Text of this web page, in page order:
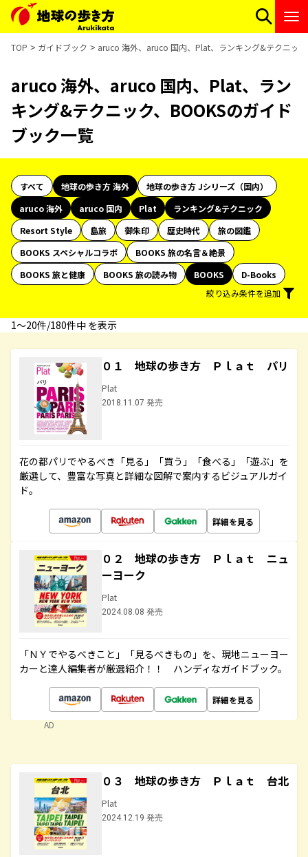
TOP ガイドブック aruco 海外、aruco 国内、Plat、ランキング&テクニッ
aruco 海外、aruco 国内、Plat、ラン
キング&テクニック、BOOKSのガイド
ブック一覧
すべて 地球の歩き方 海外
地球の歩き方 Jシリーズ（国内）
aruco 海外
aruco 国内 Plat
ランキング&テクニック
Resort Style
島旅 御朱印 歴史時代
旅の図鑑
BOOKS スペシャルコラボ
BOOKS 旅の名言＆絶景
BOOKS 旅と健康
BOOKS 旅の読み物 BOOKS
D-Books
絞り込み条件を追加
1〜20件/180件中 を表示
０１ 地球の歩き方 Ｐｌａｔ パリ
Plat
2018.11.07 発売
花の都パリでやるべき「見る」「買う」「食べる」「遊ぶ」を
厳選して、豊富な写真と詳細な図解で案内するビジュアルガイ
ド。
詳細を見る
０２ 地球の歩き方 Ｐｌａｔ ニュ
ーヨーク
Plat
2024.08.08 発売
「ＮＹでやるべきこと」「見るべきもの」を、現地ニューヨー
カーと達人編集者が厳選紹介！！ ハンディなガイドブック。
詳細を見る
AD
０３ 地球の歩き方 Ｐｌａｔ 台北
Plat
2024.12.19 発売